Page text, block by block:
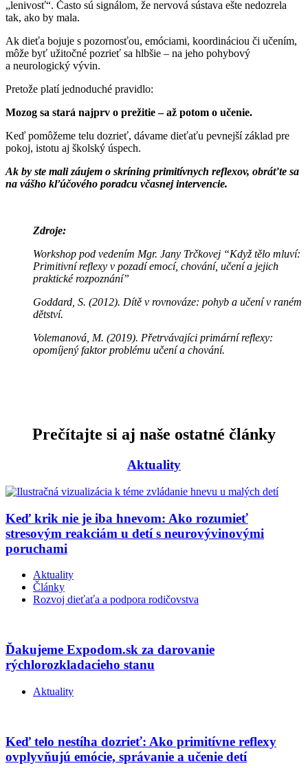
„lenivosť“. Často sú signálom, že nervová sústava ešte nedozrela
tak, ako by mala.
Ak dieťa bojuje s pozornosťou, emóciami, koordináciou či učením,
môže byť užitočné pozrieť sa hlbšie – na jeho pohybový
a neurologický vývin.
Pretože platí jednoduché pravidlo:
Mozog sa stará najprv o prežitie – až potom o učenie.
Keď pomôžeme telu dozrieť, dávame dieťaťu pevnejší základ pre
pokoj, istotu aj školský úspech.
Ak by ste mali záujem o skríning primitívnych reflexov, obráťte sa
na vášho kľúčového poradcu včasnej intervencie.
Zdroje:
Workshop pod vedením Mgr. Jany Trčkovej “Když tělo mluví:
Primitivní reflexy v pozadí emocí, chování, učení a jejich
praktické rozpoznání”
Goddard, S. (2012). Dítě v rovnováze: pohyb a učení v raném
dětství.
Volemanová, M. (2019). Přetrvávajíci primární reflexy:
opomíjený faktor problému učení a chování.
Prečítajte si aj naše ostatné články
Aktuality
Keď krik nie je iba hnevom: Ako rozumieť
stresovým reakciám u detí s neurovývinovými
poruchami
Aktuality
Články
Rozvoj dieťaťa a podpora rodičovstva
Ďakujeme Expodom.sk za darovanie
rýchlorozkladacieho stanu
Aktuality
Keď telo nestíha dozrieť: Ako primitívne reflexy
ovplyvňujú emócie, správanie a učenie detí